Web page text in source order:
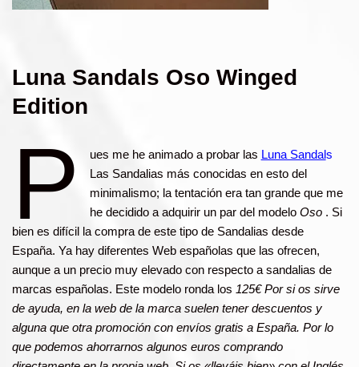
Luna Sandals Oso Winged
Edition
P ues me he animado a probar las Luna Sandals
Las Sandalias más conocidas en esto del
minimalismo; la tentación era tan grande que me
he decidido a adquirir un par del modelo Oso . Si
bien es difícil la compra de este tipo de Sandalias desde
España. Ya hay diferentes Web españolas que las ofrecen,
aunque a un precio muy elevado con respecto a sandalias de
marcas españolas. Este modelo ronda los 125€ Por si os sirve
de ayuda, en la web de la marca suelen tener descuentos y
alguna que otra promoción con envíos gratis a España. Por lo
que podemos ahorrarnos algunos euros comprando